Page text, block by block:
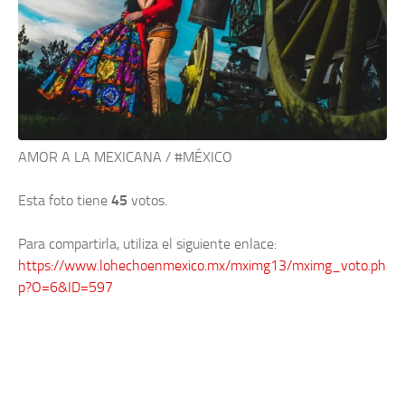
AMOR A LA MEXICANA / #MÉXICO
Esta foto tiene 45 votos.
Para compartirla, utiliza el siguiente enlace:
https://www.lohechoenmexico.mx/mximg13/mximg_voto.ph
p?O=6&ID=597